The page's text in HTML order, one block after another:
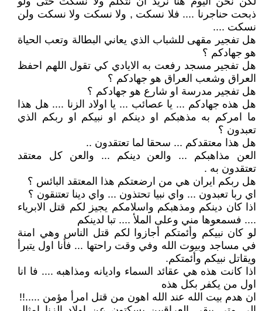
ذبحت حناجرنا .... فلا نسكت , ولا نسكت ولا نسكت ولن
نسكت ....
هل تفجير مقهى للشباب الذي يعاني البطالة وتعب الحياة
هو جهادكم ؟
هل تفجير مسجد رفعت به الايادي كي تقول اللهم احفظ
العراق وشعب العراق هو جهادكم ؟
هل تفجير مدرسة او شارع هو جهادكم ؟
هل هذه جهادكم ... يا عصائب ... يا اولاد الزنا .... هل هذا
ما امركم به مذهبكم او دينكم او نبيكم او ربكم الذي
تعبدون ؟
هل هذا معتقدكم ... سحقا لما تعتقدون ..
العن مذاهبكم ... والعن دينكم ... والعن كل معتقد
تعتقدون به .
هل ربكم ايران هي من ارضعتكم هذا المعتقد البائس ؟
اي ربا تعبدون ... واي نبيا تحتذون ... واي دينا تعتنقون ؟
اذا كان دينكم ومذهبكم واسلامكم يجيز لكم قتل الابرياء
.... فسمعوها مني وعلى الملأ .... تبا لدينكم
لو كان نبيكم وأئمتكم أجازوا لكم قتل الناس وهي امنة
في مساجد وبيوت الله وفي وقت راحتها ... فأنا اول يتبرأ
ويقاتل نبيكم وأئمتكم.
اذا كانت هذه هي عقائد السماء واديانه ومذاهبه .... فا انا
اول من يكفر بكل هذه
ان هدم بيت الله عند الله اهون من قتل امرأ مؤمن .....!!